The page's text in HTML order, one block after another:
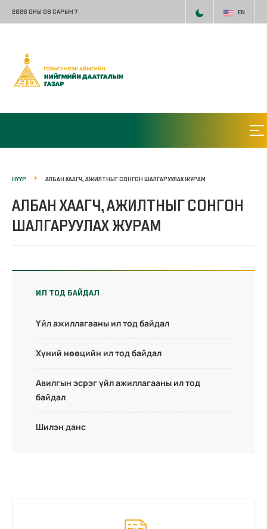
2026 ОНЫ 08 САРЫН 7 EN
НҮҮР АЛБАН ХААГЧ, АЖИЛТНЫГ СОНГОН ШАЛГАРУУЛАХ ЖУРАМ
АЛБАН ХААГЧ, АЖИЛТНЫГ СОНГОН
ШАЛГАРУУЛАХ ЖУРАМ
ИЛ ТОД БАЙДАЛ
Үйл ажиллагааны ил тод байдал
Хүний нөөцийн ил тод байдал
Авилгын эсрэг үйл ажиллагааны ил тод
байдал
Шилэн данс